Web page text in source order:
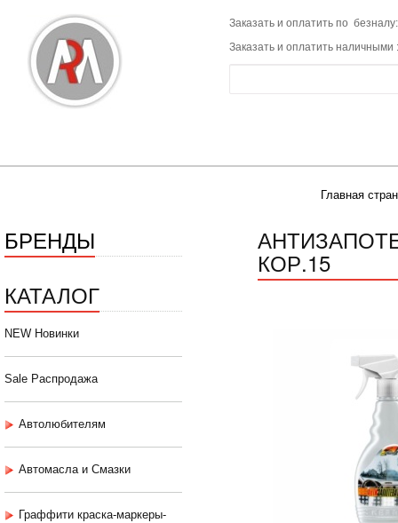
Заказать и оплатить по
Заказать и оплатить наличными
Главная
БРЕНДЫ
КАТАЛОГ
NEW Новинки
Sale Распродажа
Автолюбителям
Автомасла и Смазки
Граффити краска-маркеры-
КОР.15